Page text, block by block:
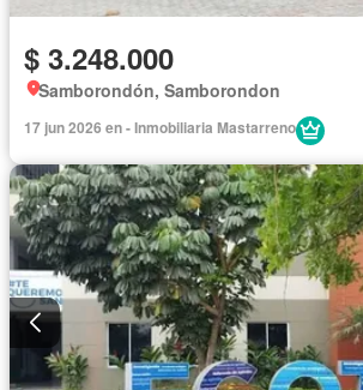
$ 3.248.000
Samborondón, Samborondon
17 jun 2026 en - Inmobiliaria Mastarreno